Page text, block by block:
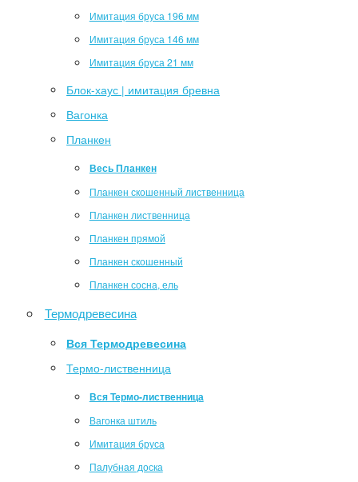
Имитация бруса 196 мм
Имитация бруса 146 мм
Имитация бруса 21 мм
Блок-хаус | имитация бревна
Вагонка
Планкен
Весь Планкен
Планкен скошенный лиственница
Планкен лиственница
Планкен прямой
Планкен скошенный
Планкен сосна, ель
Термодревесина
Вся Термодревесина
Термо-лиственница
Вся Термо-лиственница
Вагонка штиль
Имитация бруса
Палубная доска